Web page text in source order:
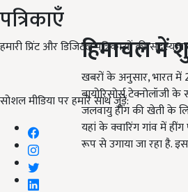
पत्रिकाएँ
हमारी प्रिंट और डिजिटल पत्रिकाओं की
सोशल मीडिया पर हमारे साथ जुड़ें:
हिमाचलमें
खबरों के अनुसार, भारत में
बायोरिसोर्स
जलवायु हींग की खेती के
यहां के क्वारिंग गांव में
रूप से उगाया जा रहा है.